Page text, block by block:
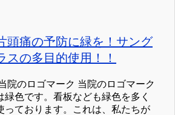
頭痛の予防に緑を！サング
スの多目的使用！！
院のロゴマーク 当院のロゴマーク
緑色です。看板なども緑色を多く
っております。これは、私たちが